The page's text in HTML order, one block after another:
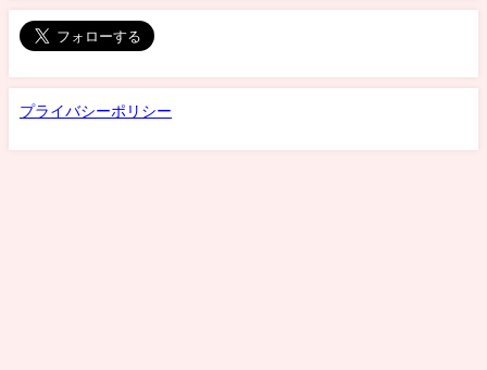
プライバシーポリシー